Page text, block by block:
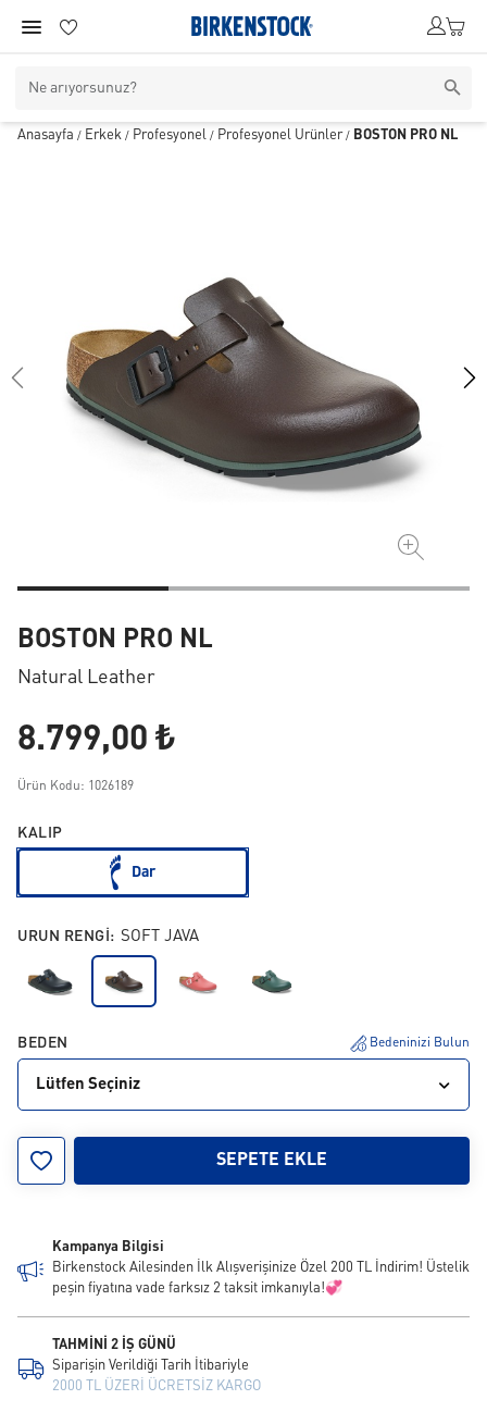
Anasayfa / Erkek / Profesyonel / Profesyonel Ürünler / BOSTON PRO NL
BOSTON PRO NL
Natural Leather
8.799,00 ₺
Ürün Kodu: 1026189
KALIP
Dar
URUN RENGI: SOFT JAVA
BEDEN Bedeninizi Bulun
Lütfen Seçiniz
44 45 46
SEPETE EKLE
Kampanya Bilgisi
Birkenstock Ailesinden İlk Alışverişinize Özel 200 TL İndirim! Üstelik
peşin fiyatına vade farksız 2 taksit imkanıyla!💞
TAHMİNİ 2 İŞ GÜNÜ
Siparişin Verildiği Tarih İtibariyle
2000 TL ÜZERİ ÜCRETSİZ KARGO